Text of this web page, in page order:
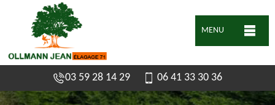
MENU
03 59 28 14 29 06 41 33 30 36